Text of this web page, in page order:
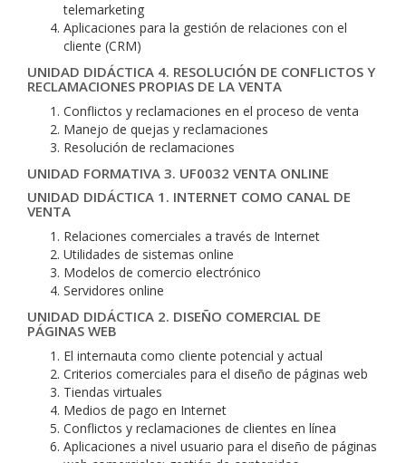
telemarketing
Aplicaciones para la gestión de relaciones con el
cliente (CRM)
UNIDAD DIDÁCTICA 4. RESOLUCIÓN DE CONFLICTOS Y
RECLAMACIONES PROPIAS DE LA VENTA
Conflictos y reclamaciones en el proceso de venta
Manejo de quejas y reclamaciones
Resolución de reclamaciones
UNIDAD FORMATIVA 3. UF0032 VENTA ONLINE
UNIDAD DIDÁCTICA 1. INTERNET COMO CANAL DE
VENTA
Relaciones comerciales a través de Internet
Utilidades de sistemas online
Modelos de comercio electrónico
Servidores online
UNIDAD DIDÁCTICA 2. DISEÑO COMERCIAL DE
PÁGINAS WEB
El internauta como cliente potencial y actual
Criterios comerciales para el diseño de páginas web
Tiendas virtuales
Medios de pago en Internet
Conflictos y reclamaciones de clientes en línea
Aplicaciones a nivel usuario para el diseño de páginas